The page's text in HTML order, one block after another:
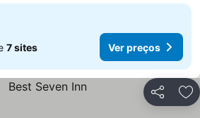
7 sites Ver preços
Partilhar